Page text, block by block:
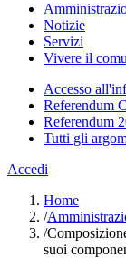
Notizie
Servizi
Vivere il
Accesso
Referendum
Referendum
Tutti gli
Accedi
Home
/
/
suoi